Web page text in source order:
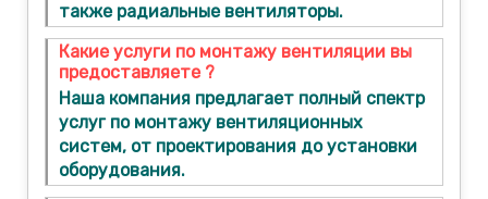
также радиальные вентиляторы.
Какие услуги по монтажу вентиляции вы
предоставляете ?
Наша компания предлагает полный спектр
услуг по монтажу вентиляционных
систем, от проектирования до установки
оборудования.